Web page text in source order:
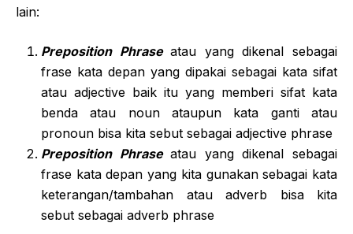
lain:
Preposition Phraseatau yang dikenal sebagai
frase kata depan yang dipakai sebagai kata sifat
atau adjective baik itu yang memberi sifat kata
benda atau noun ataupun kata ganti atau
pronoun bisa kita sebut sebagai adjective phrase
Preposition Phraseatau yang dikenal sebagai
frase kata depan yang kita gunakan sebagai kata
keterangan/tambahan atau adverb bisa kita
sebut sebagai adverb phrase